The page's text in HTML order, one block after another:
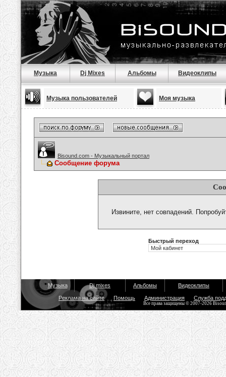
Музыка Dj Mixes Альбомы Видеоклипы
Музыка пользователей Моя музыка
Bisound.com - Музыкальный портал
Сообщение форума
Извините, нет совпадений.
Быстрый переход
Музыка Dj mixes Альбомы Видеоклипы
Реклама на сайте Помощь Администрация Служба
Все права защищены © 2007-2026